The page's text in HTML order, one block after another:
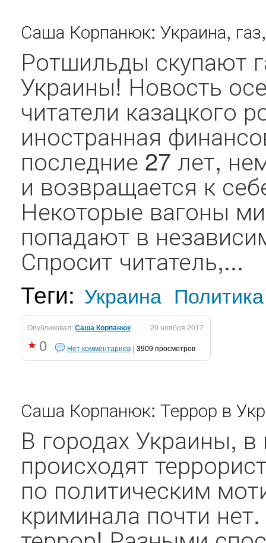
Саша Корпанюк: Украина,
Ротшильды скупают
Украины! Новость
читатели казацкого
иностранная
последние 27 лет,
и возвращается к
Некоторые вагоны
попадают в
Спросит читатель,...
Теги: Украина Политика
Опубликовал:Саша Корпанюк 20 ноября 2017
0 Нет комментариев | 3909 просмотров
Саша Корпанюк: Террор в
В городах Украины,
происходят
по политическим
криминала почти